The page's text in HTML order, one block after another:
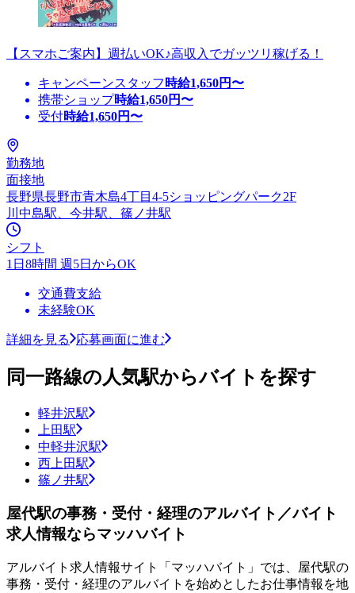
【スマホご案内】週払いOK♪高収入でガッツリ稼げる！
キャンペーンスタッフ 時給1,650円〜
携帯ショップ時給1,650円〜
受付時給1,650円〜
勤務地
面接地
長野県長野市青木島4丁目4-5ショッピングパーク2F
川中島駅、今井駅、篠ノ井駅
シフト
1日8時間 週5日からOK
交通費支給
未経験OK
詳細を見る 応募画面に進む
同一路線の人気駅からバイトを探す
軽井沢駅
上田駅
中軽井沢駅
西上田駅
篠ノ井駅
屋代駅の事務・受付・経理のアルバイト／バイト
求人情報ならマッハバイト
アルバイト求人情報サイト「マッハバイト」では、屋代駅の
事務・受付・経理のアルバイトを始めとしたお仕事情報を地